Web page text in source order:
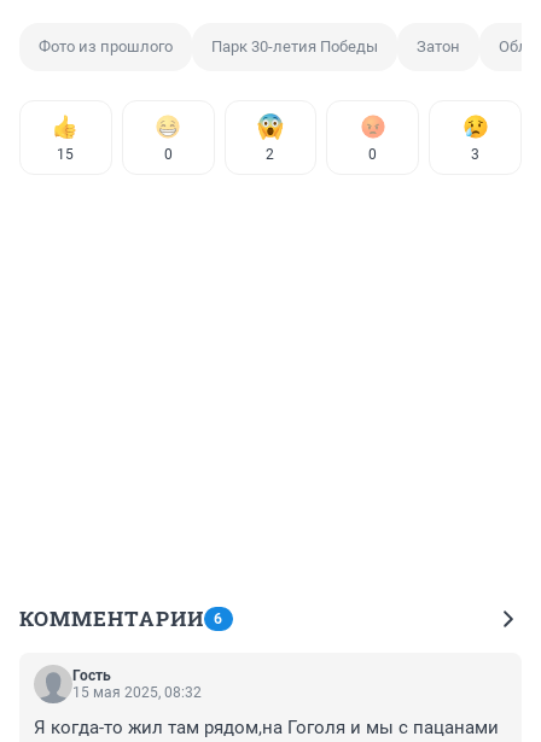
Фото из прошлого Парк 30-летия Победы Затон
15 0 2 0 3
КОММЕНТАРИИ 6
Гость
15 мая 2025, 08:32
Я когда-то жил там рядом,на Гоголя и мы с пацанами